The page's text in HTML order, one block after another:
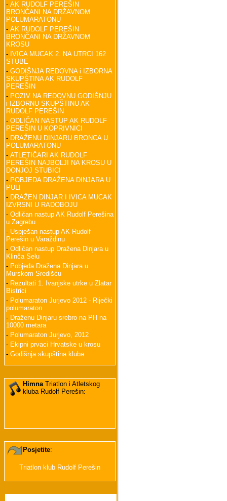
- AK RUDOLF PEREŠIN
BRONČANI NA DRŽAVNOM
POLUMARATONU
- AK RUDOLF PEREŠIN
BRONČANI NA DRŽAVNOM
KROSU
- IVICA MUCAK 2. NA UTRCI 162
STUBE
- GODIŠNJA REDOVNA i IZBORNA
SKUPŠTINA AK RUDOLF
PEREŠIN
- POZIV NA REDOVNU GODIŠNJU
i IZBORNU SKUPŠTINU AK
RUDOLF PEREŠIN
- ODLIČAN NASTUP AK RUDOLF
PEREŠIN U KOPRIVNICI
- DRAŽENU DINJARU BRONCA U
POLUMARATONU
- ATLETIČARI AK RUDOLF
PEREŠIN NAJBOLJI NA KROSU U
DONJOJ STUBICI
- POBJEDA DRAŽENA DINJARA U
PULI
- DRAŽEN DINJAR I IVICA MUCAK
IZVRSNI U RADOBOJU
- Odličan nastup AK Rudolf Perešina
u Zagrebu
- Uspješan nastup AK Rudolf
Perešin u Varaždinu
- Odličan nastup Dražena Dinjara u
Klinča Selu
- Pobjeda Dražena Dinjara u
Murskom Središću
- Rezultati 1. Ivanjske utrke u Zlatar
Bistrici
- Polumaraton Jurjevo 2012 - Riječki
polumaraton
- Draženu Dinjaru srebro na PH na
10000 metara
- Polumaraton Jurjevo, 2012
- Ekipni prvaci Hrvatske u krosu
- Godišnja skupština kluba
HimnaTriatlon i Atletskog
kluba Rudolf Perešin:
Posjetite:
Triatlon klub Rudolf Perešin